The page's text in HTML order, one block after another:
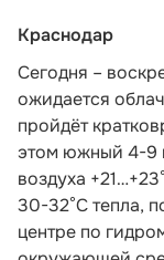
Краснодар
Сегодня –
ожидается
пройдёт
этом южный 4-9
воздуха
30-32°С тепла,
центре по